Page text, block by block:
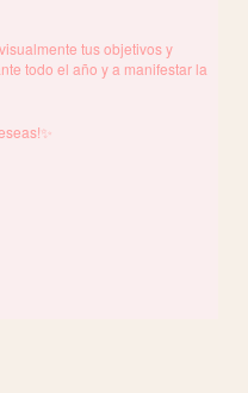
tus objetivos y
todo el año y a manifestar la